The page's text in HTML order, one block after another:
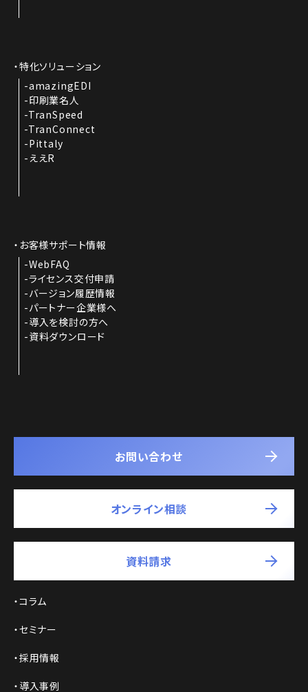
特化ソリューション
amazingEDI
印刷業名人
TranSpeed
TranConnect
Pittaly
ええR
お客様サポート情報
WebFAQ
ライセンス交付申請
バージョン履歴情報
パートナー企業様へ
導入を検討の方へ
資料ダウンロード
お問い合わせ
オンライン相談
資料請求
コラム
セミナー
採用情報
導入事例